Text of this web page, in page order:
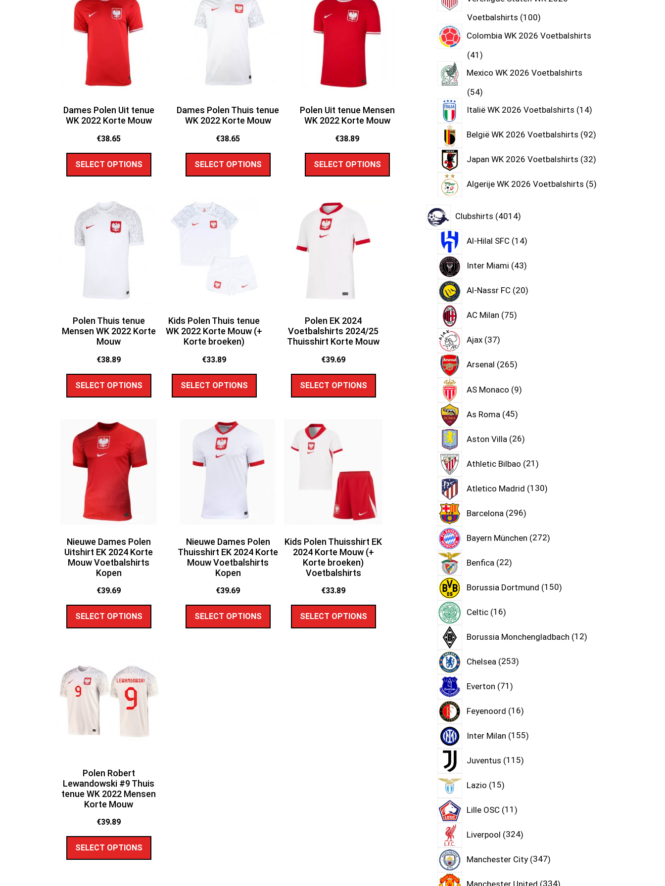
Dames Polen Uit tenue
WK 2022 Korte Mouw
€38.65
SELECT OPTIONS
Dames Polen Thuis tenue
WK 2022 Korte Mouw
€38.65
SELECT OPTIONS
Polen Uit tenue Mensen
WK 2022 Korte Mouw
€38.89
SELECT OPTIONS
Polen Thuis tenue
Mensen WK 2022 Korte
Mouw
€38.89
SELECT OPTIONS
Kids Polen Thuis tenue
WK 2022 Korte Mouw (+
Korte broeken)
€33.89
SELECT OPTIONS
Polen EK 2024
Voetbalshirts 2024/25
Thuisshirt Korte Mouw
€39.69
SELECT OPTIONS
Nieuwe Dames Polen
Uitshirt EK 2024 Korte
Mouw Voetbalshirts
Kopen
€39.69
SELECT OPTIONS
Nieuwe Dames Polen
Thuisshirt EK 2024 Korte
Mouw Voetbalshirts
Kopen
€39.69
SELECT OPTIONS
Kids Polen Thuisshirt EK
2024 Korte Mouw (+
Korte broeken)
Voetbalshirts
€33.89
SELECT OPTIONS
Polen Robert
Lewandowski #9 Thuis
tenue WK 2022 Mensen
Korte Mouw
€39.89
SELECT OPTIONS
Voetbalshirts 100
Colombia WK 2026 Voetbalshirts
41
Mexico WK 2026 Voetbalshirts
54
Italië WK 2026 Voetbalshirts 14
België WK 2026 Voetbalshirts 92
Japan WK 2026 Voetbalshirts 32
Algerije WK 2026 Voetbalshirts 5
Clubshirts 4014
Al-Hilal SFC 14
Inter Miami 43
Al-Nassr FC 20
AC Milan 75
Ajax 37
Arsenal 265
AS Monaco 9
As Roma 45
Aston Villa 26
Athletic Bilbao 21
Atletico Madrid 130
Barcelona 296
Bayern München 272
Benfica 22
Borussia Dortmund 150
Celtic 16
Borussia Monchengladbach 12
Chelsea 253
Everton 71
Feyenoord 16
Inter Milan 155
Juventus 115
Lazio 15
Lille OSC 11
Liverpool 324
Manchester City 347
Manchester United 334